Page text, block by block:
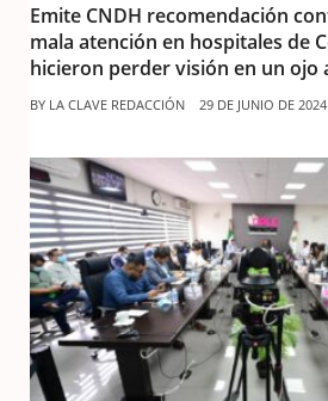
Emite CNDH recomendación
mala atención en hospitales de
hicieron perder visión en un ojo
BY LA CLAVE REDACCIÓN 29 DE JUNIO DE 2024